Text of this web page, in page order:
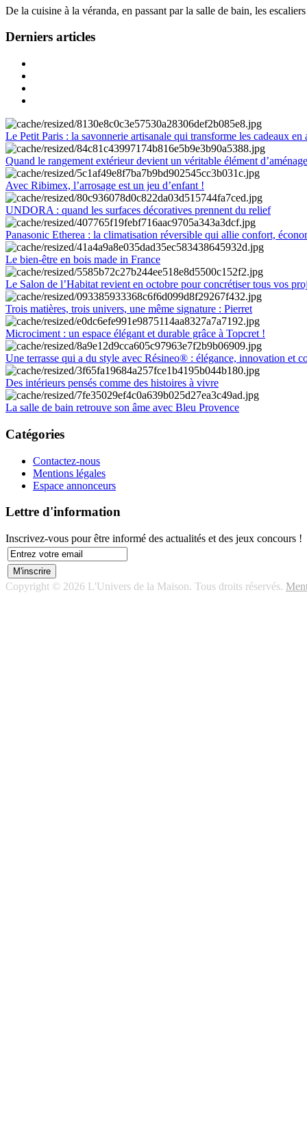
De la cuisine à la véranda, en passant par la salle de bain, les
Derniers articles
Le Petit Paris : la savonnerie artisanale qui transforme les cadeaux en
Quand le rangement extérieur devient un véritable élément
Avec Ribimex, l’arrosage est un jeu d’enfant !
UNDORA : quand les surfaces décoratives prennent du relief
Panasonic Etherea : la climatisation réversible qui allie confort,
Le bien-être en bois made in France
Le Salon de l’Habitat revient en octobre pour concrétiser tous vos
Trois matières, trois univers, une même signature : Pierret
Microciment : un espace élégant et durable grâce à Topcret !
Une terrasse qui a du style avec Résineo® : élégance, innovation et
Des intérieurs pensés comme des histoires à vivre
La salle de bain retrouve son âme avec Bleu Provence
Catégories
Contactez-nous
Mentions légales
Espace annonceurs
Lettre d'information
Inscrivez-vous pour être informé des actualités et des jeux concours !
Copyright © 2026 L'Univers de la Maison. Tous droits réservés.